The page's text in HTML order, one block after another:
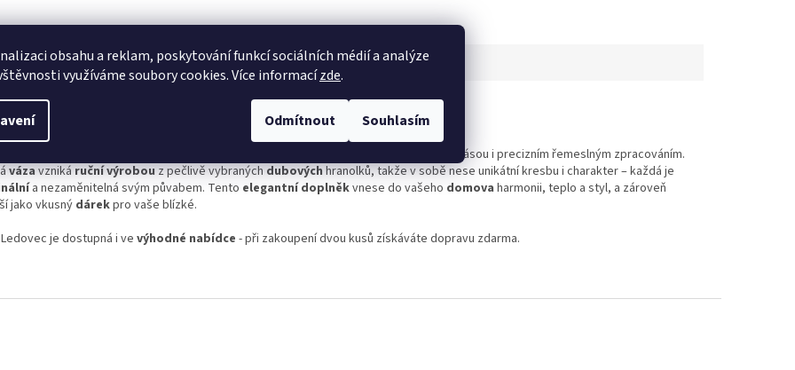
obsahu a reklam, poskytování funkcí sociálních médií a analýze
využíváme soubory cookies. Více informacízde.
Odmítnout Souhlasím
Hodnocení Diskuze Značka
popis produktu
, která zaujme svou přirozenou krásou i precizním řemeslným zpracováním.
vázavznikáruční výrobouz pečlivě vybranýchdubovýchhranolků, takže v sobě nese unikátní kresbu i charakter – každá je
a nezaměnitelná svým půvabem. Tento elegantní doplněkvnese do vašeho domova harmonii, teplo a styl, a zároveň
jako vkusný dárekpro vaše blízké.
je dostupná i ve výhodné nabídce - při zakoupení dvou kusů získáváte dopravu zdarma.